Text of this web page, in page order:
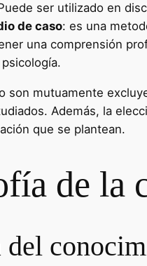
ser utilizado en
de caso: es una
una comprensión
son mutuamente
Además, la
que se plantean.
de la
del